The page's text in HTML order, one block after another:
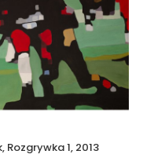
Rozgrywka 1, 2013